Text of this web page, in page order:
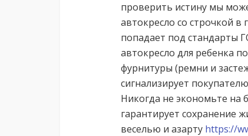
проверить истину мы
автокресло со строчкой в
попадает под стандарты
автокресло для ребенка
фурнитуры (ремни и
сигнализирует
Никогда не экономьте на
гарантирует сохранение
веселью и азарту https://